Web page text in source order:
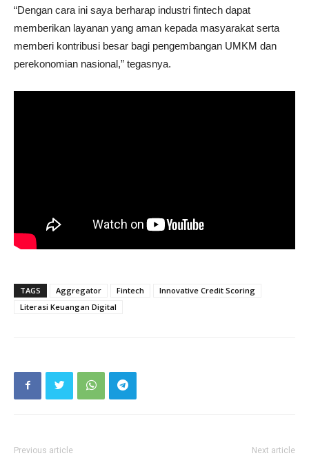
“Dengan cara ini saya berharap industri fintech dapat
memberikan layanan yang aman kepada masyarakat serta
memberi kontribusi besar bagi pengembangan UMKM dan
perekonomian nasional,” tegasnya.
TAGS Aggregator Fintech
Innovative Credit Scoring
Literasi Keuangan Digital
Previous article Next article